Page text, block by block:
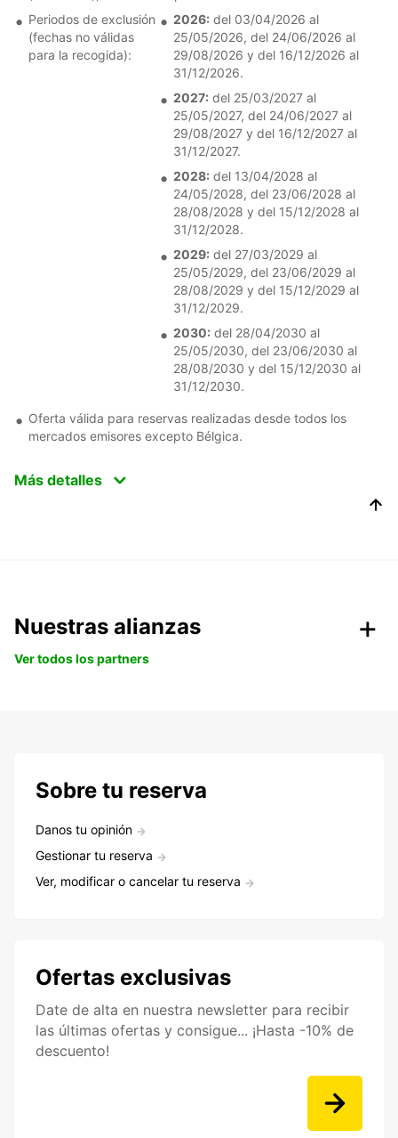
Periodos de exclusión
(fechas no válidas
para la recogida):
2026: del 03/04/2026 al
25/05/2026, del 24/06/2026 al
29/08/2026 y del 16/12/2026 al
31/12/2026.
2027: del 25/03/2027 al
25/05/2027, del 24/06/2027 al
29/08/2027 y del 16/12/2027 al
31/12/2027.
2028: del 13/04/2028 al
24/05/2028, del 23/06/2028 al
28/08/2028 y del 15/12/2028 al
31/12/2028.
2029: del 27/03/2029 al
25/05/2029, del 23/06/2029 al
28/08/2029 y del 15/12/2029 al
31/12/2029.
2030: del 28/04/2030 al
25/05/2030, del 23/06/2030 al
28/08/2030 y del 15/12/2030 al
31/12/2030.
Oferta válida para reservas realizadas desde todos los
mercados emisores excepto Bélgica.
Más detalles
Nuestras alianzas
Ver todos los partners
Sobre tu reserva
Danos tu opinión
Gestionar tu reserva
Ver, modificar o cancelar tu reserva
Ofertas exclusivas
Date de alta en nuestra newsletter para recibir
las últimas ofertas y consigue... ¡Hasta -10% de
descuento!